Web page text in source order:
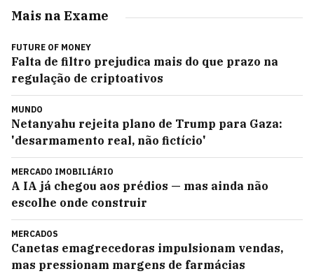
Mais na Exame
FUTURE OF MONEY
Falta de filtro prejudica mais do que prazo na
regulação de criptoativos
MUNDO
Netanyahu rejeita plano de Trump para Gaza:
'desarmamento real, não fictício'
MERCADO IMOBILIÁRIO
A IA já chegou aos prédios — mas ainda não
escolhe onde construir
MERCADOS
Canetas emagrecedoras impulsionam vendas,
mas pressionam margens de farmácias